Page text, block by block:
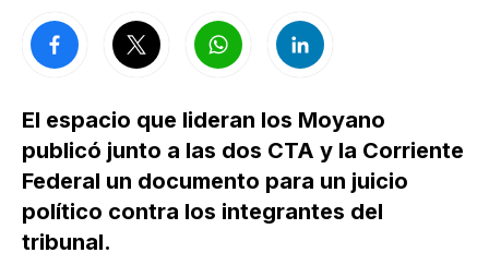
El espacio que lideran los Moyano
publicó junto a las dos CTA y la Corriente
Federal un documento para un juicio
político contra los integrantes del
tribunal.